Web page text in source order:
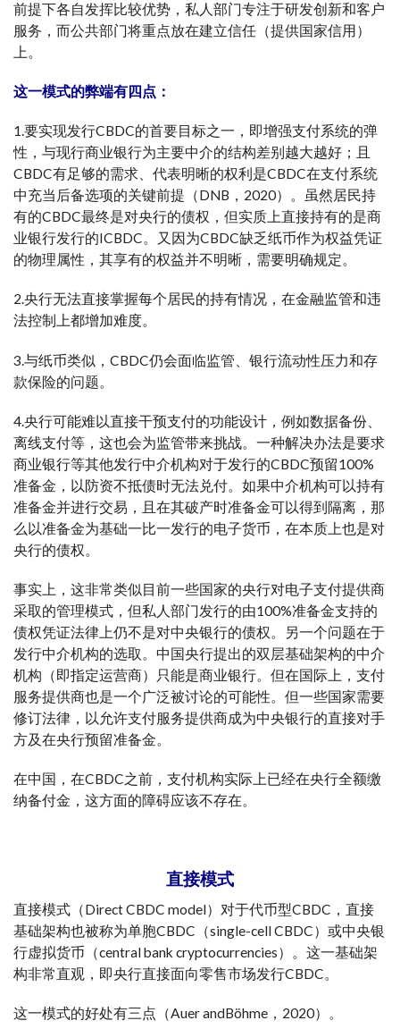
前提下各自发挥比较优势，私人部门专注于研发创新和客户
服务，而公共部门将重点放在建立信任（提供国家信用）
上。
这一模式的弊端有四点：
1.要实现发行CBDC的首要目标之一，即增强支付系统的弹
性，与现行商业银行为主要中介的结构差别越大越好；且
CBDC有足够的需求、代表明晰的权利是CBDC在支付系统
中充当后备选项的关键前提（DNB，2020）。虽然居民持
有的CBDC最终是对央行的债权，但实质上直接持有的是商
业银行发行的ICBDC。又因为CBDC缺乏纸币作为权益凭证
的物理属性，其享有的权益并不明晰，需要明确规定。
2.央行无法直接掌握每个居民的持有情况，在金融监管和违
法控制上都增加难度。
3.与纸币类似，CBDC仍会面临监管、银行流动性压力和存
款保险的问题。
4.央行可能难以直接干预支付的功能设计，例如数据备份、
离线支付等，这也会为监管带来挑战。一种解决办法是要求
商业银行等其他发行中介机构对于发行的CBDC预留100%
准备金，以防资不抵债时无法兑付。如果中介机构可以持有
准备金并进行交易，且在其破产时准备金可以得到隔离，那
么以准备金为基础一比一发行的电子货币，在本质上也是对
央行的债权。
事实上，这非常类似目前一些国家的央行对电子支付提供商
采取的管理模式，但私人部门发行的由100%准备金支持的
债权凭证法律上仍不是对中央银行的债权。另一个问题在于
发行中介机构的选取。中国央行提出的双层基础架构的中介
机构（即指定运营商）只能是商业银行。但在国际上，支付
服务提供商也是一个广泛被讨论的可能性。但一些国家需要
修订法律，以允许支付服务提供商成为中央银行的直接对手
方及在央行预留准备金。
在中国，在CBDC之前，支付机构实际上已经在央行全额缴
纳备付金，这方面的障碍应该不存在。
直接模式
直接模式（Direct CBDC model）对于代币型CBDC，直接
基础架构也被称为单胞CBDC（single-cell CBDC）或中央银
行虚拟货币（central bank cryptocurrencies）。这一基础架
构非常直观，即央行直接面向零售市场发行CBDC。
这一模式的好处有三点（Auer andBöhme，2020）。